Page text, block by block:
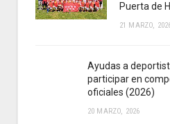
Puerta de
21 MARZO,
Ayudas a
participar en
oficiales (2026)
20 MARZO, 2026